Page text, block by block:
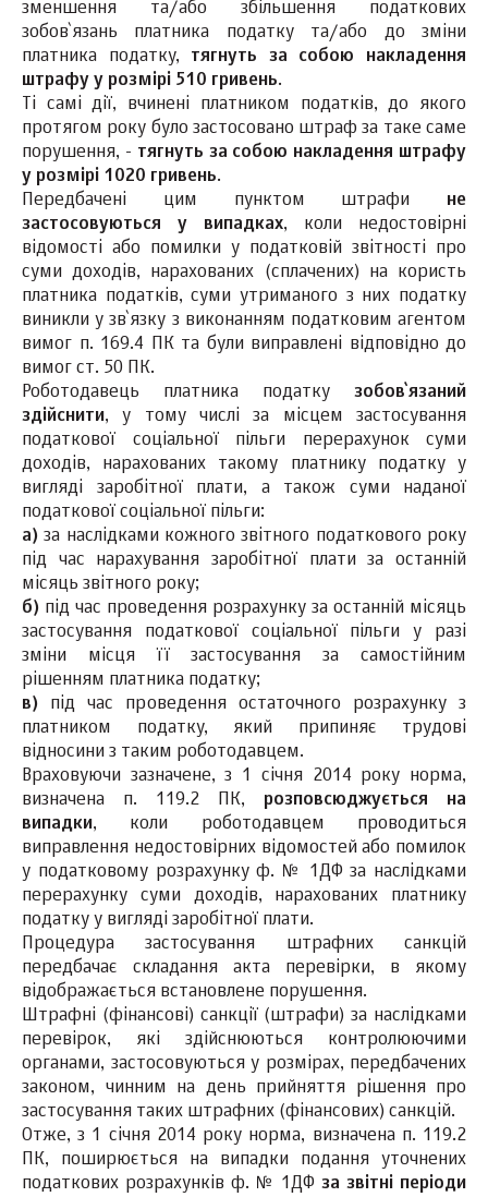
зменшення та/або збільшення податкових
зобов`язань платника податку та/або до зміни
платника податку, тягнуть за собою накладення
штрафу у розмірі 510 гривень.
Ті самі дії, вчинені платником податків, до якого
протягом року було застосовано штраф за таке саме
порушення, - тягнуть за собою накладення штрафу
у розмірі 1020 гривень.
Передбачені цим пунктом штрафи не
застосовуються у випадках, коли недостовірні
відомості або помилки у податковій звітності про
суми доходів, нарахованих (сплачених) на користь
платника податків, суми утриманого з них податку
виникли у зв`язку з виконанням податковим агентом
вимог п. 169.4 ПК та були виправлені відповідно до
вимог ст. 50 ПК.
Роботодавець платника податку зобов`язаний
здійснити, у тому числі за місцем застосування
податкової соціальної пільги перерахунок суми
доходів, нарахованих такому платнику податку у
вигляді заробітної плати, а також суми наданої
податкової соціальної пільги:
а) за наслідками кожного звітного податкового року
під час нарахування заробітної плати за останній
місяць звітного року;
б) під час проведення розрахунку за останній місяць
застосування податкової соціальної пільги у разі
зміни місця її застосування за самостійним
рішенням платника податку;
в) під час проведення остаточного розрахунку з
платником податку, який припиняє трудові
відносини з таким роботодавцем.
Враховуючи зазначене, з 1 січня 2014 року норма,
визначена п. 119.2 ПК, розповсюджується на
випадки, коли роботодавцем проводиться
виправлення недостовірних відомостей або помилок
у податковому розрахунку ф. № 1ДФ за наслідками
перерахунку суми доходів, нарахованих платнику
податку у вигляді заробітної плати.
Процедура застосування штрафних санкцій
передбачає складання акта перевірки, в якому
відображається встановлене порушення.
Штрафні (фінансові) санкції (штрафи) за наслідками
перевірок, які здійснюються контролюючими
органами, застосовуються у розмірах, передбачених
законом, чинним на день прийняття рішення про
застосування таких штрафних (фінансових) санкцій.
Отже, з 1 січня 2014 року норма, визначена п. 119.2
ПК, поширюється на випадки подання уточнених
податкових розрахунків ф. № 1ДФ за звітні періоди